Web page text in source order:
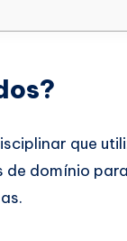
que
domínio